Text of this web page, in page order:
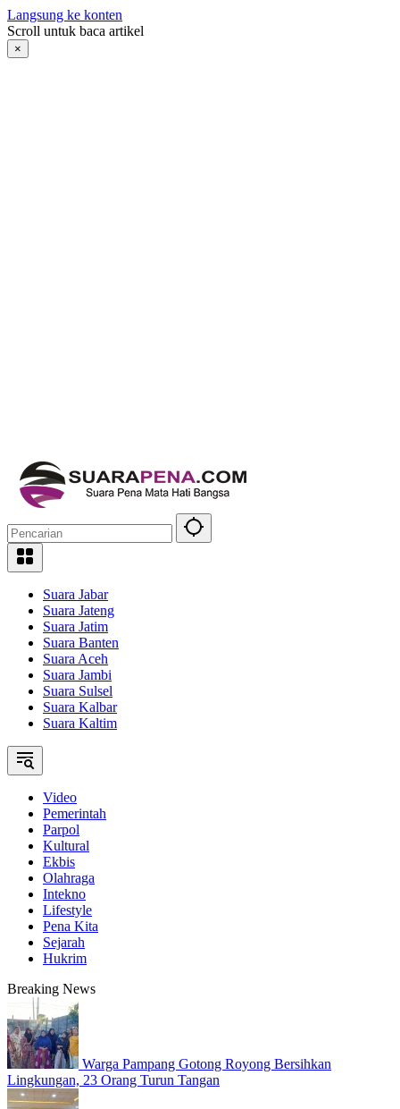
Langsung ke konten
Scroll untuk baca artikel
×
Suara Jabar
Suara Jateng
Suara Jatim
Suara Banten
Suara Aceh
Suara Jambi
Suara Sulsel
Suara Kalbar
Suara Kaltim
Video
Pemerintah
Parpol
Kultural
Ekbis
Olahraga
Intekno
Lifestyle
Pena Kita
Sejarah
Hukrim
Breaking News
Warga Pampang Gotong Royong Bersihkan
Lingkungan, 23 Orang Turun Tangan